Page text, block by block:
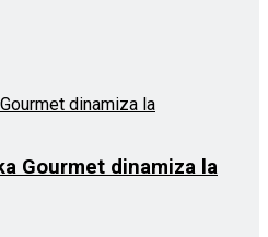
Gourmet dinamiza la